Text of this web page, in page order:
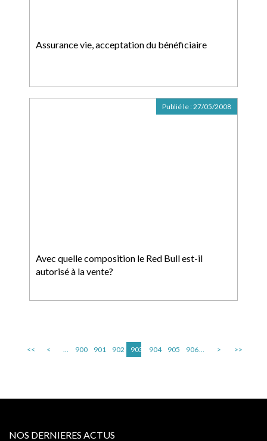
Assurance vie, acceptation du bénéficiaire
Avec quelle composition le Red Bull est-il
autorisé à la vente?
Publié le :27/05/2008
<< < ... 900 901 902 903 904 905 906... > >>
NOS DERNIERES ACTUS